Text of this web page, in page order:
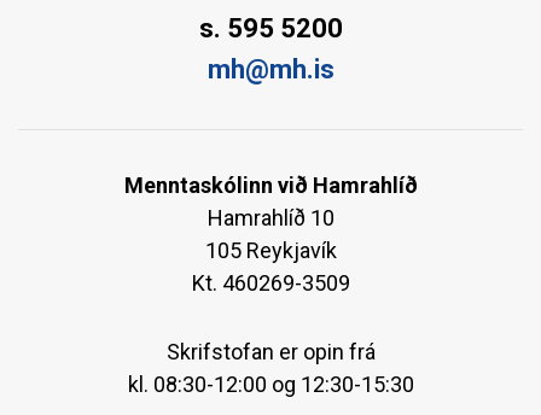
s. 595 5200
mh@mh.is
Menntaskólinn við Hamrahlíð
Hamrahlíð 10
105 Reykjavík
Kt. 460269-3509
Skrifstofan er opin frá
kl. 08:30-12:00 og 12:30-15:30